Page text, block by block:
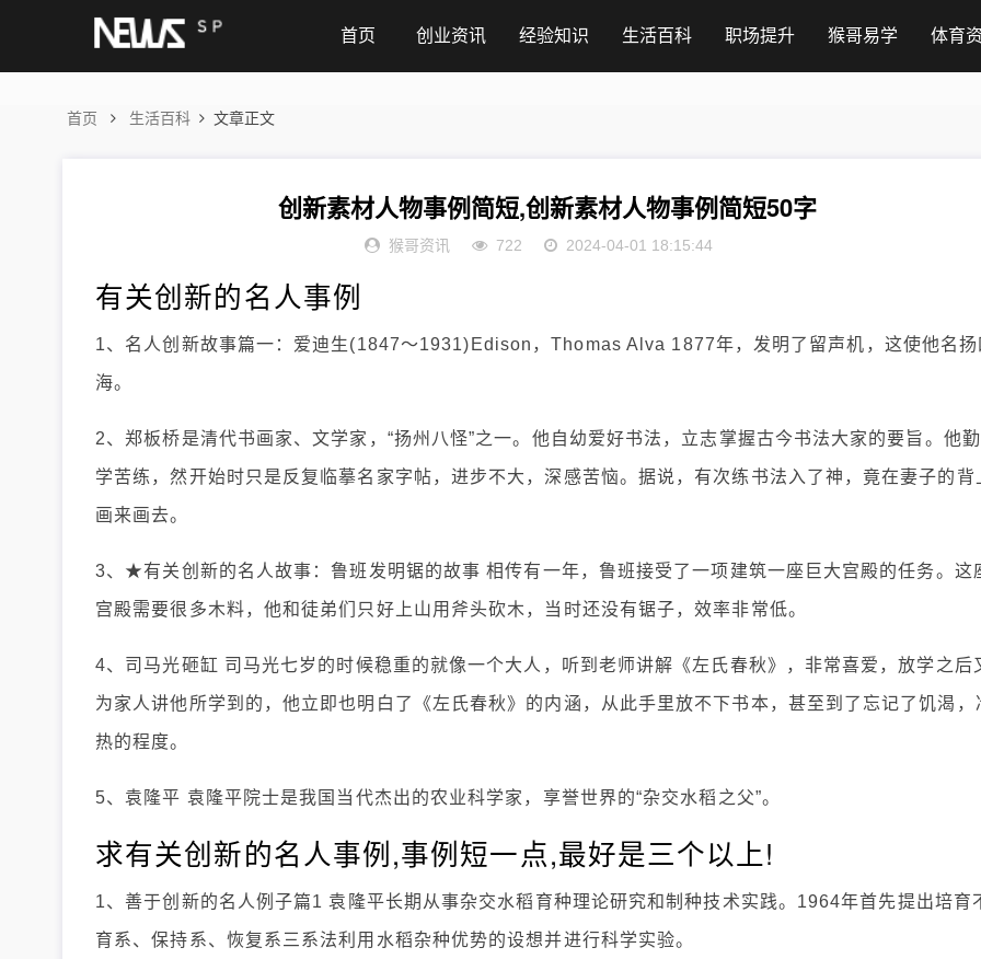
首页 创业资讯 经验知识 生活百科 职场提升 猴哥易学 体育
首页 生活百科 文章正文
创新素材人物事例简短,创新素材人物事例简短50字
猴哥资讯 722 2024-04-01 18:15:44
有关创新的名人事例
1、名人创新故事篇一：爱迪生(1847～1931)Edison，Thomas Alva 1877年，发明了留声机，这使他名扬
海。
2、郑板桥是清代书画家、文学家，“扬州八怪”之一。他自幼爱好书法，立志掌握古今书法大家的要旨。他勤
学苦练，然开始时只是反复临摹名家字帖，进步不大，深感苦恼。据说，有次练书法入了神，竟在妻子的背
画来画去。
3、★有关创新的名人故事：鲁班发明锯的故事 相传有一年，鲁班接受了一项建筑一座巨大宫殿的任务。这
宫殿需要很多木料，他和徒弟们只好上山用斧头砍木，当时还没有锯子，效率非常低。
4、司马光砸缸 司马光七岁的时候稳重的就像一个大人，听到老师讲解《左氏春秋》，非常喜爱，放学之后
为家人讲他所学到的，他立即也明白了《左氏春秋》的内涵，从此手里放不下书本，甚至到了忘记了饥渴，
热的程度。
5、袁隆平 袁隆平院士是我国当代杰出的农业科学家，享誉世界的“杂交水稻之父”。
求有关创新的名人事例,事例短一点,最好是三个以上!
1、善于创新的名人例子篇1 袁隆平长期从事杂交水稻育种理论研究和制种技术实践。1964年首先提出培育
育系、保持系、恢复系三系法利用水稻杂种优势的设想并进行科学实验。